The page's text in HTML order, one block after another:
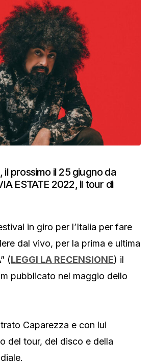
il prossimo il 25 giugno da
ESTATE 2022, il tour di
in giro per l’Italia per fare
dal vivo, per la prima e ultima
(LEGGI LA RECENSIONE) il
pubblicato nel maggio dello
Caparezza e con lui
del tour, del disco e della